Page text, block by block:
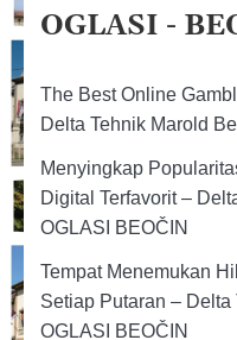
OGLASI -
The Best Online
Delta Tehnik Marold
Menyingkap
Digital Terfavorit –
OGLASI BEOČIN
Tempat Menemukan
Setiap Putaran –
OGLASI BEOČIN